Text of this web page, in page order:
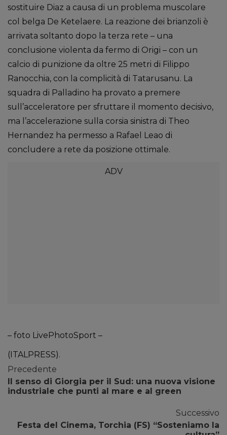
sostituire Diaz a causa di un problema muscolare
col belga De Ketelaere. La reazione dei brianzoli è
arrivata soltanto dopo la terza rete – una
conclusione violenta da fermo di Origi – con un
calcio di punizione da oltre 25 metri di Filippo
Ranocchia, con la complicità di Tatarusanu. La
squadra di Palladino ha provato a premere
sull’acceleratore per sfruttare il momento decisivo,
ma l’accelerazione sulla corsia sinistra di Theo
Hernandez ha permesso a Rafael Leao di
concludere a rete da posizione ottimale.
– foto LivePhotoSport –
(ITALPRESS).
Precedente
Il senso di Giorgia per il Sud: una nuova visione
industriale che punti al mare e al green
Successivo
Festa del Cinema, Torchia (FS) “Sosteniamo la